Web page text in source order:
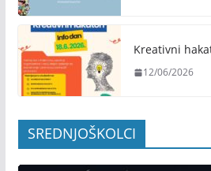
Kreativni
12/06/2026
SREDNJOŠKOLCI